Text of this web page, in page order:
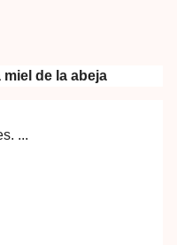
de la abeja
...